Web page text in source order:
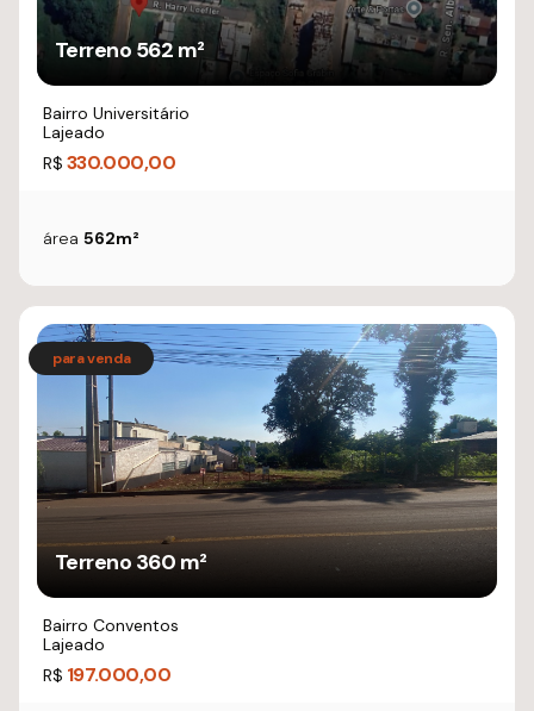
Terreno 562 m²
Bairro Universitário
Lajeado
R$ 330.000,00
área 562m²
Terreno 360 m²
Bairro Conventos
Lajeado
R$ 197.000,00